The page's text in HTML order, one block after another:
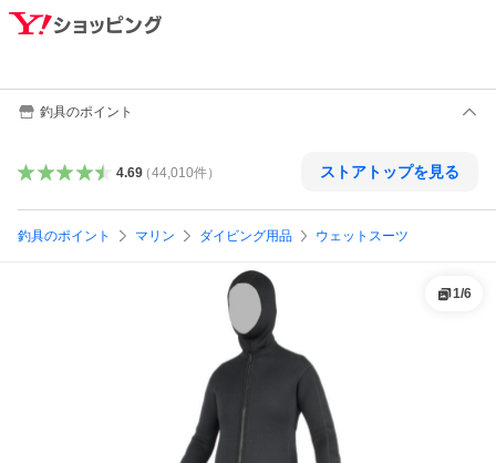
釣具のポイント
4.69（44,010件） ストアトップを見る
釣具のポイント マリン ダイビング用品 ウェットスーツ
1/6